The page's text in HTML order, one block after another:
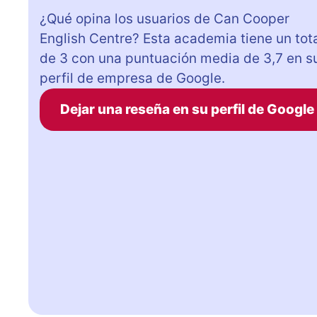
¿Qué opina los usuarios de Can Cooper
English Centre? Esta academia tiene un
de 3 con una puntuación media de 3,7 en
perfil de empresa de Google.
Dejar una reseña en su perfil de Google